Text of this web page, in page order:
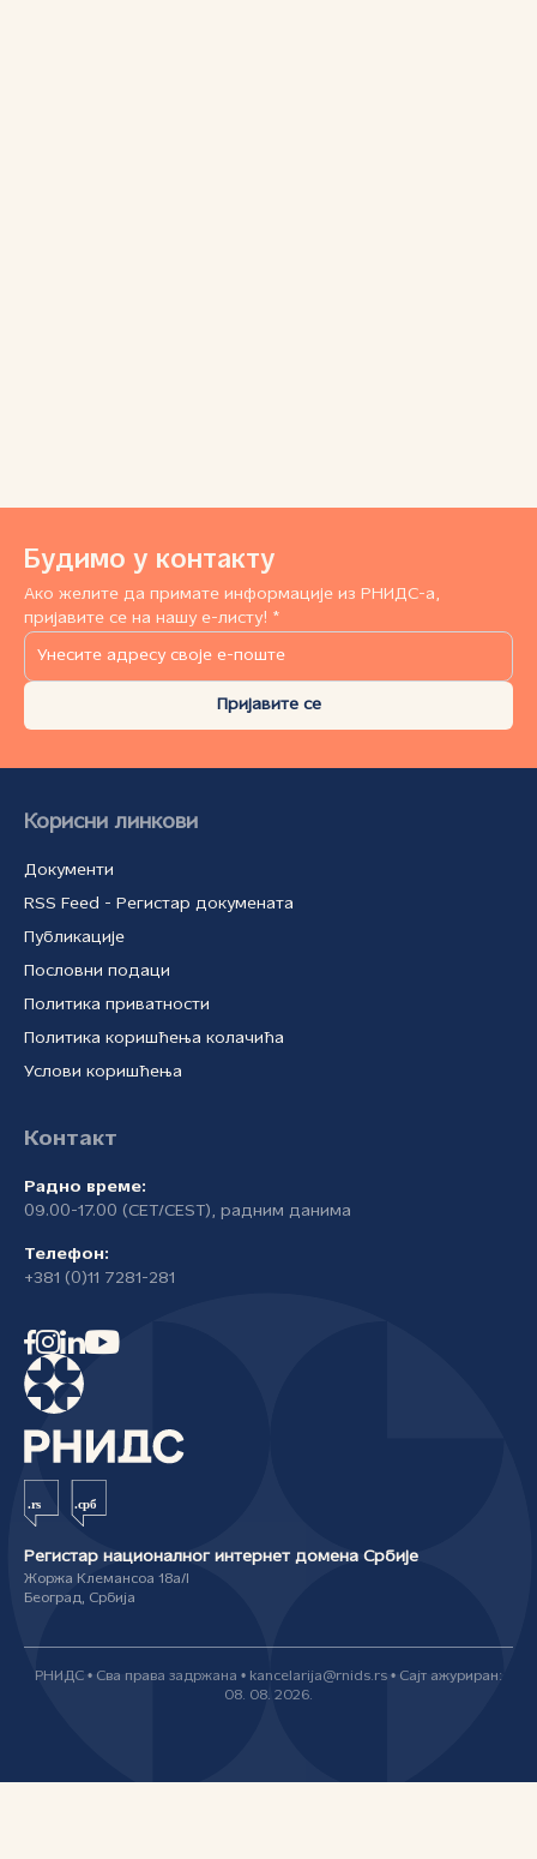
Будимо у контакту
Ако желите да примате информације из РНИДС-а,
пријавите се на нашу е-листу! *
Пријавите се
Корисни линкови
Документи
RSS Feed - Регистар докумената
Публикације
Пословни подаци
Политика приватности
Политика коришћења колачића
Услови коришћења
Контакт
Радно време:
09.00-17.00 (CET/CEST), радним данима
Телефон:
+381 (0)11 7281-281
Регистар националног интернет домена Србије
Жоржа Клемансоа 18а/I
Београд, Србија
РНИДС • Сва права задржана • kancelarija@rnids.rs • Сајт ажуриран:
08. 08. 2026.